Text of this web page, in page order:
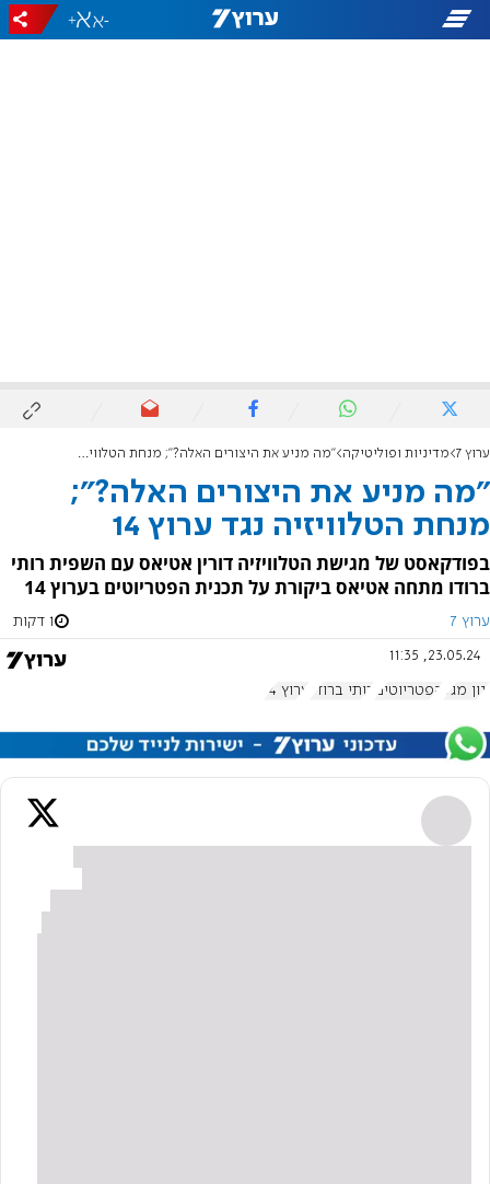
-
+
ערוץ 7 מדיניות ופוליטיקה "מה מניע את היצורים האלה?"; מנחת הטלוויזיה נגד ערוץ 14
"מה מניע את היצורים האלה?";
מנחת הטלוויזיה נגד ערוץ 14
בפודקאסט של מגישת הטלוויזיה דורין אטיאס עם השפית רותי
ברודו מתחה אטיאס ביקורת על תכנית הפטריוטים בערוץ 14
ערוץ 7 1 דקות
23.05.24, 11:35
ינון מגל הפטריוטים רותי ברודו ערוץ 14